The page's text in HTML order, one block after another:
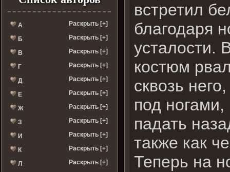
А Раскрыть [+]
Б Раскрыть [+]
В Раскрыть [+]
Г Раскрыть [+]
Д Раскрыть [+]
Е Раскрыть [+]
Ж Раскрыть [+]
З Раскрыть [+]
И Раскрыть [+]
К Раскрыть [+]
Л Раскрыть [+]
встретил
благодаря
усталости.
костюм
сквозь
под
падать
также как
Теперь на